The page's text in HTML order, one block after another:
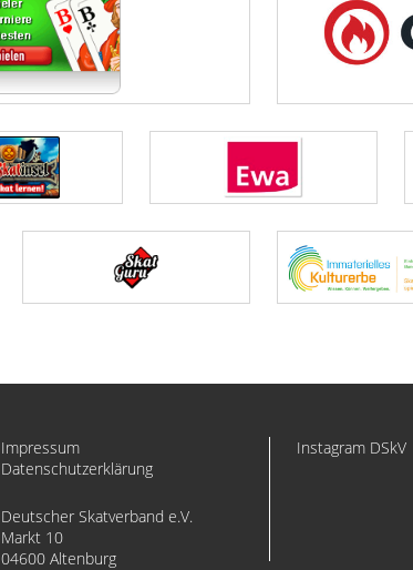
Impressum
Datenschutzerklärung
Deutscher Skatverband e.V.
Markt 10
04600 Altenburg
Instagram DSkV